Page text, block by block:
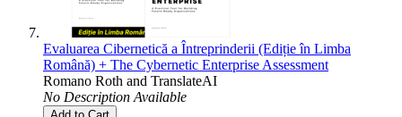
Evaluarea Cibernetică a Întreprinderii (Ediție în Limba
Română) + The Cybernetic Enterprise Assessment
Romano Roth and TranslateAI
No Description Available